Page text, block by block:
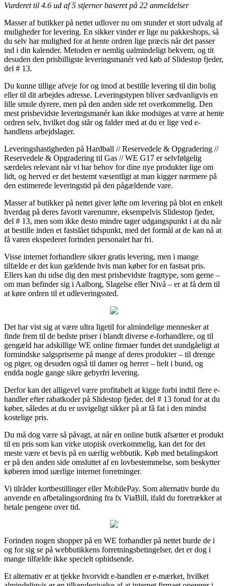
Vurderet til 4.6 ud af 5 stjerner baseret på 22 anmeldelser
Masser af butikker på nettet udlover nu om stunder et stort udvalg af
muligheder for levering. En sikker vinder er lige nu pakkeshops, så
du selv har mulighed for at hente ordren lige præcis når det passer
ind i din kalender. Metoden er nemlig ualmindeligt bekvem, og tit
desuden den prisbilligste leveringsmanér ved køb af Slidestop fjeder,
del # 13.
Du kunne tillige afveje for og imod at bestille levering til din bolig
eller til dit arbejdes adresse. Leveringstypen bliver sædvanligvis en
lille smule dyrere, men på den anden side ret overkommelig. Den
mest prisbevidste leveringsmanér kan ikke modsiges at være at hente
ordren selv, hvilket dog står og falder med at du er lige ved e-
handlens arbejdslager.
Leveringshastigheden på Hardball // Reservedele & Opgradering //
Reservedele & Opgradering til Gas // WE G17 er selvfølgelig
særdeles relevant når vi har behov for dine nye produkter lige om
lidt, og herved er det bestemt væsentligt at man kigger nærmere på
den estimerede leveringstid på den pågældende vare.
Masser af butikker på nettet giver løfte om levering på blot en enkelt
hverdag på deres favorit varenumre, eksempelvis Slidestop fjeder,
del # 13, men som ikke desto mindre tager udgangspunkt i at du når
at bestille inden et fastslået tidspunkt, med det formål at de kan nå at
få varen ekspederet forinden personalet har fri.
Visse internet forhandlere sikrer gratis levering, men i mange
tilfælde er det kun gældende hvis man køber for en fastsat pris.
Ellers kan du udse dig den mest prisbevidste fragttype, som gerne –
om man befinder sig i Aalborg, Slagelse eller Nivå – er at få dem til
at køre ordren til et udleveringssted.
Det har vist sig at være ultra ligetil for almindelige mennesker at
finde frem til de bedste priser i blandt diverse e-forhandlere, og til
gengæld har adskillige WE online firmaer fundet det uundgåeligt at
formindske salgspriserne på mange af deres produkter – til drenge
og piger, og desuden også til damer og herrer – helt i bund, og
endda nogle gange sikre gebyrfri levering.
Derfor kan det alligevel være profitabelt at kigge forbi indtil flere e-
handler efter rabatkoder på Slidestop fjeder, del # 13 forud for at du
køber, således at du er usvigeligt sikker på at få fat i den mindst
kostelige pris.
Du må dog være så påvagt, at når en online butik afsætter et produkt
til en pris som kan virke utopisk overkommelig, kan det for det
meste være et bevis på en uærlig webbutik. Køb med betalingskort
er på den anden side omsluttet af en lovbestemmelse, som beskytter
køberen imod uærlige internet forretninger.
Vi tilråder kortbestillinger eller MobilePay. Som alternativ burde du
anvende en afbetalingsordning fra fx ViaBill, ifald du foretrækker at
betale pengene over tid.
Forinden nogen shopper på en WE forhandler på nettet burde de i
og for sig se på webbutikkens forretningsbetingelser, det er dog i
mange tilfælde ikke specielt ophidsende.
Et alternativ er at tjekke hvorvidt e-handlen er e-mærket, hvilket